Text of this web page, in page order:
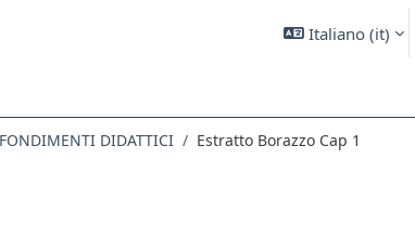
Italiano ‎(it)‎
DIDATTICI Estratto Borazzo Cap 1